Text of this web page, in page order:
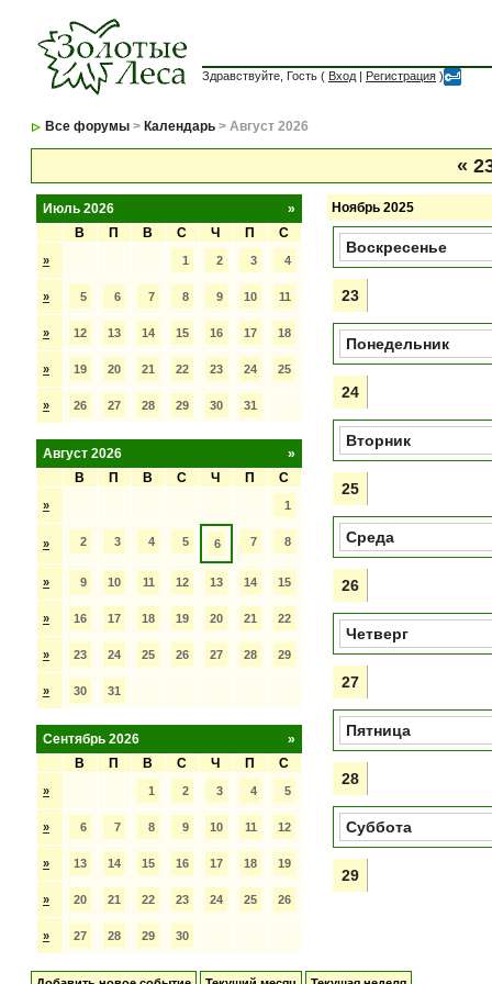
Здравствуйте, Гость ( Вход | Регистрация )
Все форумы > Календарь > Август 2026
«
»
Июль 2026
В
П В С Ч П С
» 1 2 3 4
» 5 6 7 8 9 10 11
» 12 13 14 15 16 17 18
» 19 20 21 22 23 24 25
» 26 27 28 29 30 31
»
Август 2026
В
П В С Ч П С
» 1
» 2 3 4 5 6 7 8
» 9 10 11 12 13 14 15
» 16 17 18 19 20 21 22
» 23 24 25 26 27 28 29
» 30 31
»
Сентябрь 2026
В
П В С Ч П С
» 1 2 3 4 5
» 6 7 8 9 10 11 12
» 13 14 15 16 17 18 19
» 20 21 22 23 24 25 26
» 27 28 29 30
Ноябрь 2025
Воскресенье
23
Понедельник
24
Вторник
25
Среда
26
Четверг
27
Пятница
28
Суббота
29